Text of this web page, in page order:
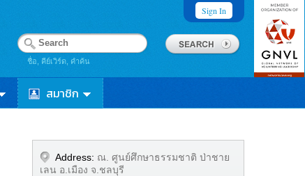
Sign In
ชื่อ, คีย์เวิร์ด, คำค้น
สมาชิก
Address: ณ. ศูนย์ศึกษาธรรมชาติ ป่าชาย
เลน อ.เมือง จ.ชลบุรี